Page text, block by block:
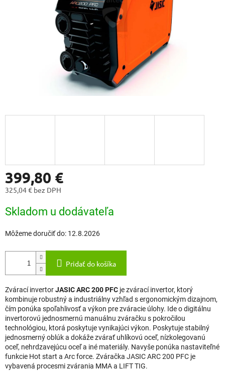
399,80 €
325,04 € bez DPH
cena:
Skladom u dodávateľa
Môžeme doručiť do: 12.8.2026
Pridať do košíka
Zvárací invertorJASIC ARC 200 PFC je zvárací invertor, ktorý
kombinuje robustný a industriálny vzhľad s ergonomickým dizajnom,
čím ponúka spoľahlivosť a výkon pre zváracie úlohy. Ide o digitálnu
invertorovú jednosmernú manuálnu zváračku s pokročilou
technológiou, ktorá poskytuje vynikajúci výkon. Poskytuje stabilný
jednosmerný oblúk a dokáže zvárať uhlíkovú oceľ, nízkolegovanú
oceľ, nehrdzavejúcu oceľ a iné materiály. Navyše ponúka nastaviteľné
funkcie Hot start a Arc force. Zváračka JASIC ARC 200 PFC je
vybavená procesmi zvárania MMA a LIFT TIG.